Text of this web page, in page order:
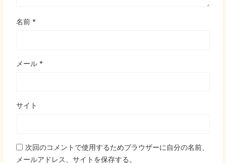
名前 *
メール *
サイト
次回のコメントで使用するためブラウザーに自分の名前、
メールアドレス、サイトを保存する。